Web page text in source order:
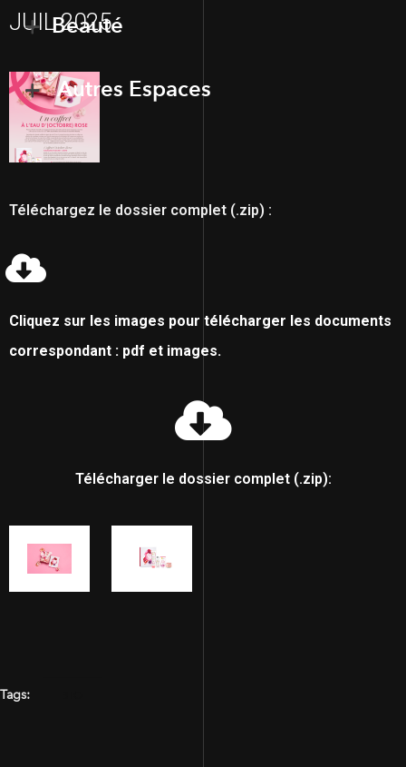
JUIL 2025
Beauté
Autres Espaces
Téléchargez le dossier complet (.zip) :
Cliquez sur les images pour télécharger les documents
correspondant : pdf et images.
Télécharger le dossier complet (.zip):
Tags: